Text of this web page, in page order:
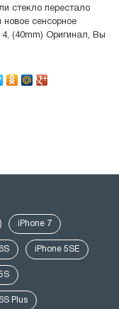
стекло перестало
новое сенсорное
4, (40mm) Оригинал, Вы
iPhone 7
iPhone 5SE
Plus